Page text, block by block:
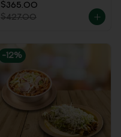
$365.00
$427.00
-12%